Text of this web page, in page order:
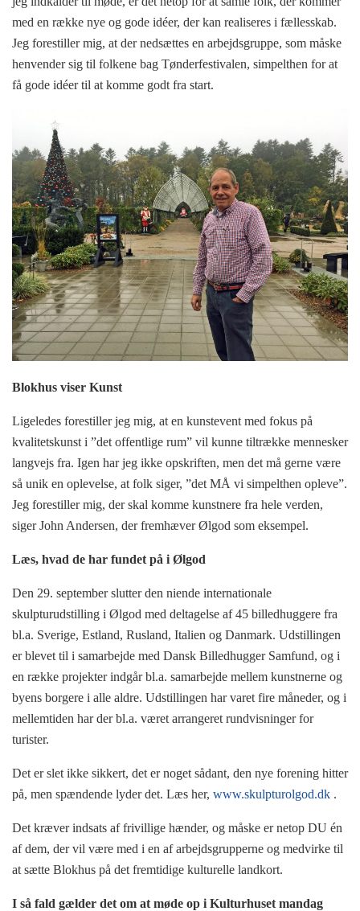
med en række nye og gode idéer, der kan realiseres i fællesskab.
Jeg forestiller mig, at der nedsættes en arbejdsgruppe, som måske
henvender sig til folkene bag Tønderfestivalen, simpelthen for at
få gode idéer til at komme godt fra start.
Blokhus viser Kunst
Ligeledes forestiller jeg mig, at en kunstevent med fokus på
kvalitetskunst i ”det offentlige rum” vil kunne tiltrække mennesker
langvejs fra. Igen har jeg ikke opskriften, men det må gerne være
så unik en oplevelse, at folk siger, ”det MÅ vi simpelthen opleve”.
Jeg forestiller mig, der skal komme kunstnere fra hele verden,
siger John Andersen, der fremhæver Ølgod som eksempel.
Læs, hvad de har fundet på i Ølgod
Den 29. september slutter den niende internationale
skulpturudstilling i Ølgod med deltagelse af 45 billedhuggere fra
bl.a. Sverige, Estland, Rusland, Italien og Danmark. Udstillingen
er blevet til i samarbejde med Dansk Billedhugger Samfund, og i
en række projekter indgår bl.a. samarbejde mellem kunstnerne og
byens borgere i alle aldre. Udstillingen har varet fire måneder, og i
mellemtiden har der bl.a. været arrangeret rundvisninger for
turister.
Det er slet ikke sikkert, det er noget sådant, den nye forening hitter
på, men spændende lyder det. Læs her, www.skulpturolgod.dk .
Det kræver indsats af frivillige hænder, og måske er netop DU én
af dem, der vil være med i en af arbejdsgrupperne og medvirke til
at sætte Blokhus på det fremtidige kulturelle landkort.
I så fald gælder det om at møde op i Kulturhuset mandag